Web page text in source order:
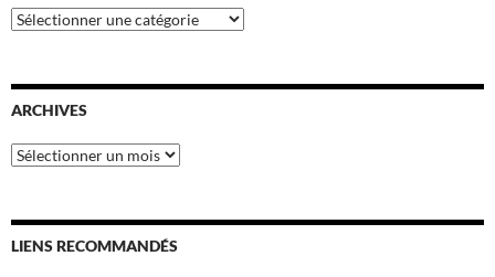
Catégories
ARCHIVES
Archives
LIENS RECOMMANDÉS